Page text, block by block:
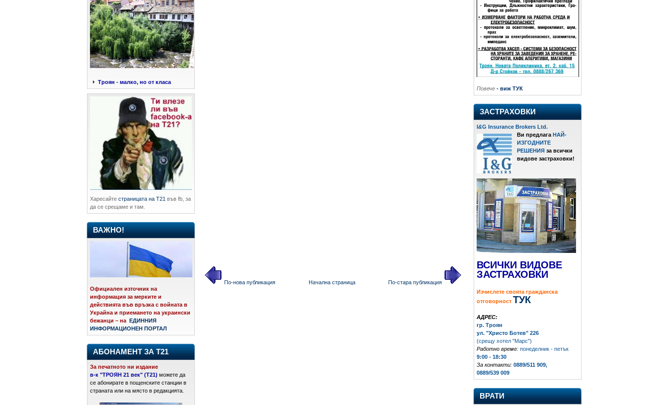
Троян - малко, но от класа
Харесайте страницата на Т21 във fb, за
да се срещаме и там.
ВАЖНО!
Официален източник на
информация за мерките и
действията във връзка с войната в
Украйна и приемането на украински
бежанци – на
ЕДИННИЯ
ИНФОРМАЦИОНЕН ПОРТАЛ
АБОНАМЕНТ ЗА Т21
За печатното ни издание
в-к "ТРОЯН 21 век" (Т21) можете да
се абонирате в пощенските станции в
страната или на място в редакцията.
По-нова публикация По-стара публикация
Начална страница
Повече - виж ТУК
ЗАСТРАХОВКИ
I&G Insurance Brokers Ltd.
Ви предлага НАЙ-
ИЗГОДНИТЕ
РЕШЕНИЯ за всички
видове застраховки!
ВСИЧКИ ВИДОВЕ
ЗАСТРАХОВКИ
Изчислете своята гражданска
отговорност ТУК
АДРЕС:
гр. Троян
ул. "Христо Ботев" 226
(срещу хотел "Марс")
Работно време: понеделник - петък
9:00 - 18:30
За контакти: 0889/511 909,
0889/539 009
ВРАТИ